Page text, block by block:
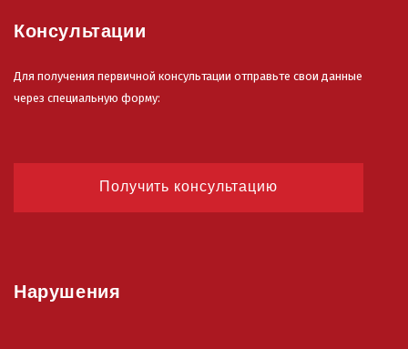
Консультации
Для получения первичной консультации отправьте свои данные
через специальную форму:
Получить консультацию
Нарушения